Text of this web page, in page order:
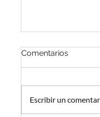
Comentarios
Escribir un